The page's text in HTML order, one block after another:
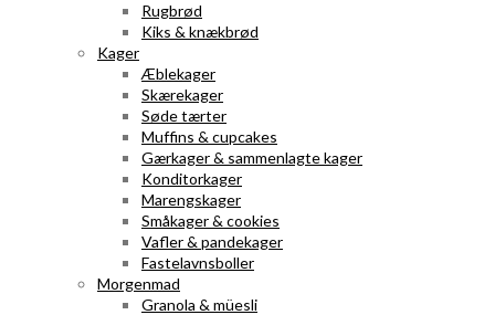
Rugbrød
Kiks & knækbrød
Kager
Æblekager
Skærekager
Søde tærter
Muffins & cupcakes
Gærkager & sammenlagte kager
Konditorkager
Marengskager
Småkager & cookies
Vafler & pandekager
Fastelavnsboller
Morgenmad
Granola & müesli